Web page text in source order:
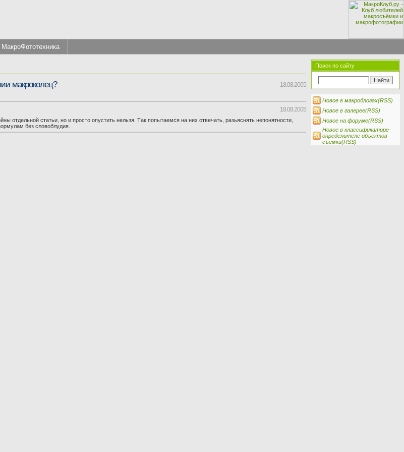
МакроФототехника
макроколец? 18.08.2005
18.08.2005
отдельной статьи, но и просто опустить нельзя. Так попытаемся на них отвечать, разьяснять непонятности,
без словоблудия.
Поиск по сайту
Новое в макроблогах(RSS)
Новое в галерее(RSS)
Новое на форуме(RSS)
Новое в классификаторе-
определителе объектов
съемки(RSS)